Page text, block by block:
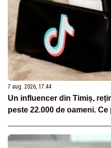
7 aug. 2026, 17:44
Un influencer din Timiș,
peste 22.000 de oameni.